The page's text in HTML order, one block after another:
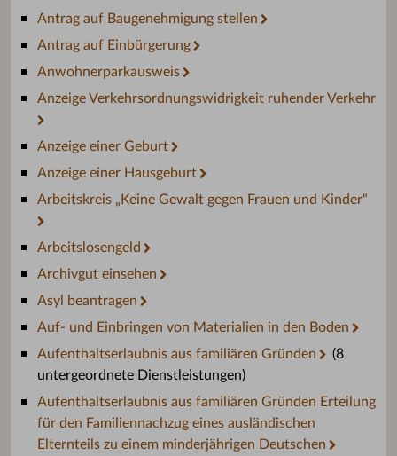
Antrag auf Baugenehmigung stellen
Antrag auf Einbürgerung
Anwohnerparkausweis
Anzeige Verkehrsordnungswidrigkeit ruhender Verkehr
Anzeige einer Geburt
Anzeige einer Hausgeburt
Arbeitskreis „Keine Gewalt gegen Frauen und Kinder“
Arbeitslosengeld
Archivgut einsehen
Asyl beantragen
Auf- und Einbringen von Materialien in den Boden
Aufenthaltserlaubnis aus familiären Gründen
(8
untergeordnete Dienstleistungen)
Aufenthaltserlaubnis aus familiären Gründen Erteilung
für den Familiennachzug eines ausländischen
Elternteils zu einem minderjährigen Deutschen